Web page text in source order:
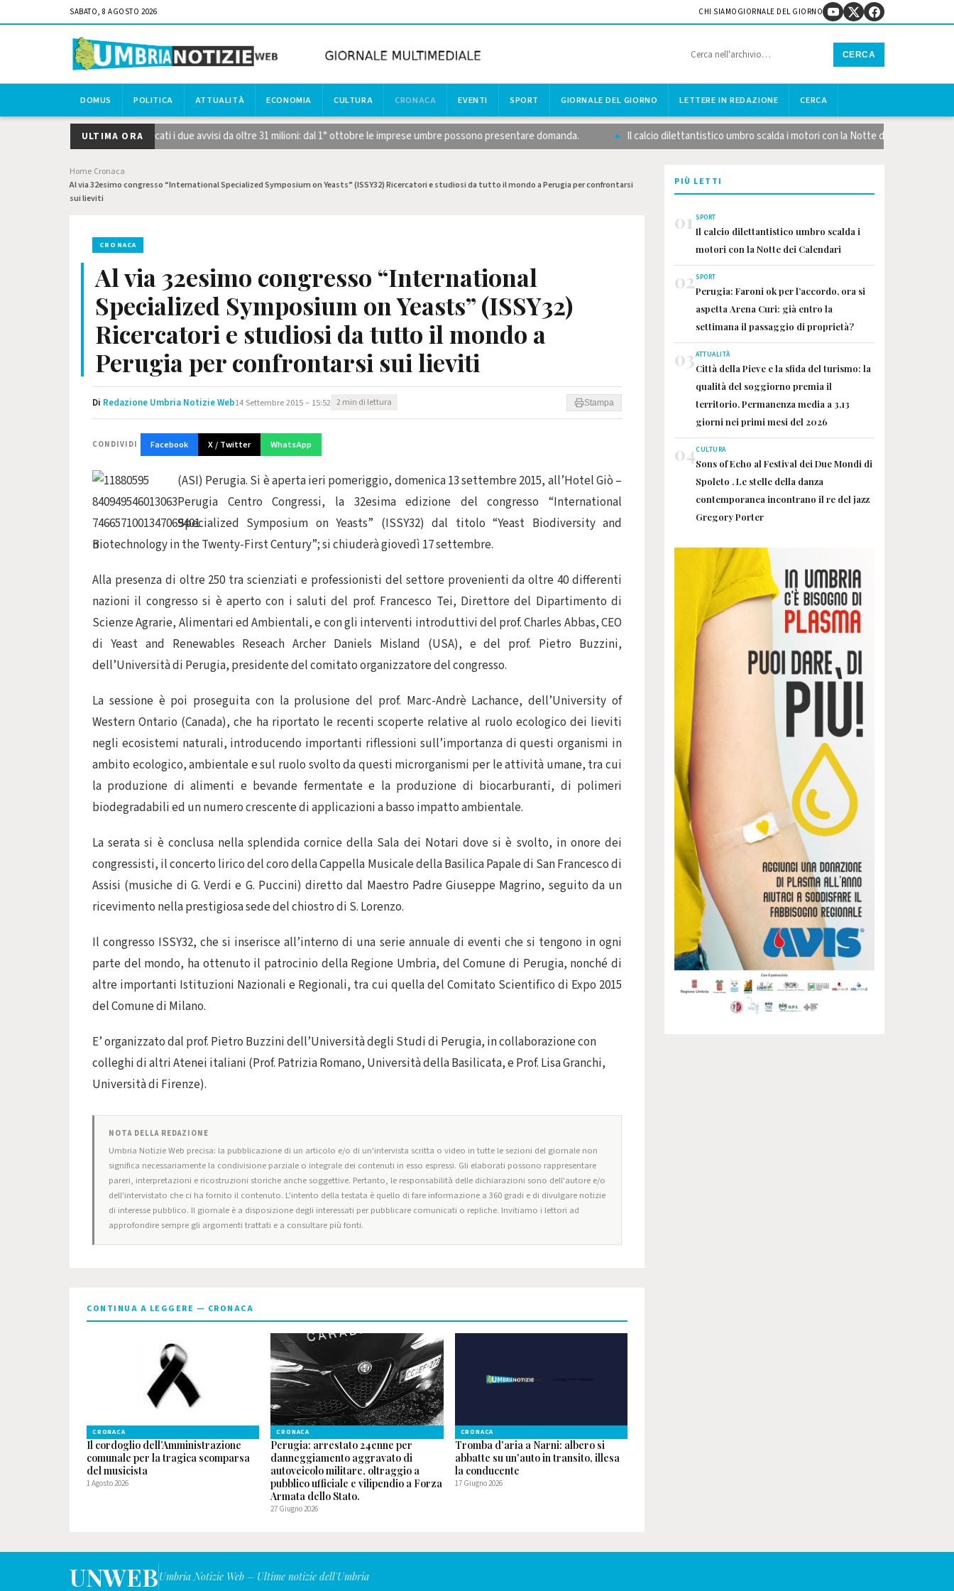
SABATO, 8 AGOSTO 2026 CHI SIAMO GIORNALE DEL GIORNO
CERCA
DOMUS POLITICA ATTUALITÀ ECONOMIA CULTURA CRONACA EVENTI SPORT GIORNALE DEL GIORNO LETTERE IN REDAZIONE CERCA
ULTIMA ORA
strategiche STEP, pubblicati i due avvisi da oltre 31 milioni: dal 1° ottobre le imprese umbre possono presentare domanda. Il calcio dilettantistico umbro scalda i motori con la Notte dei Calendari
Home Cronaca
Al via 32esimo congresso “International Specialized Symposium on Yeasts” (ISSY32) Ricercatori e studiosi da tutto il mondo a Perugia per confrontarsi
sui lieviti
CRONACA
Al via 32esimo congresso “International
Specialized Symposium on Yeasts” (ISSY32)
Ricercatori e studiosi da tutto il mondo a
Perugia per confrontarsi sui lieviti
Di Redazione Umbria Notizie Web14 Settembre 2015 – 15:52 2 min di lettura Stampa
CONDIVIDI Facebook X / Twitter WhatsApp
(ASI) Perugia. Si è aperta ieri pomeriggio, domenica 13 settembre 2015, all’Hotel Giò –
Perugia Centro Congressi, la 32esima edizione del congresso “International
Specialized Symposium on Yeasts” (ISSY32) dal titolo “Yeast Biodiversity and
Biotechnology in the Twenty-First Century”; si chiuderà giovedì 17 settembre.
Alla presenza di oltre 250 tra scienziati e professionisti del settore provenienti da oltre 40 differenti
nazioni il congresso si è aperto con i saluti del prof. Francesco Tei, Direttore del Dipartimento di
Scienze Agrarie, Alimentari ed Ambientali, e con gli interventi introduttivi del prof. Charles Abbas, CEO
di Yeast and Renewables Reseach Archer Daniels Misland (USA), e del prof. Pietro Buzzini,
dell’Università di Perugia, presidente del comitato organizzatore del congresso.
La sessione è poi proseguita con la prolusione del prof. Marc-Andrè Lachance, dell’University of
Western Ontario (Canada), che ha riportato le recenti scoperte relative al ruolo ecologico dei lieviti
negli ecosistemi naturali, introducendo importanti riflessioni sull’importanza di questi organismi in
ambito ecologico, ambientale e sul ruolo svolto da questi microrganismi per le attività umane, tra cui
la produzione di alimenti e bevande fermentate e la produzione di biocarburanti, di polimeri
biodegradabili ed un numero crescente di applicazioni a basso impatto ambientale.
La serata si è conclusa nella splendida cornice della Sala dei Notari dove si è svolto, in onore dei
congressisti, il concerto lirico del coro della Cappella Musicale della Basilica Papale di San Francesco di
Assisi (musiche di G. Verdi e G. Puccini) diretto dal Maestro Padre Giuseppe Magrino, seguito da un
ricevimento nella prestigiosa sede del chiostro di S. Lorenzo.
Il congresso ISSY32, che si inserisce all’interno di una serie annuale di eventi che si tengono in ogni
parte del mondo, ha ottenuto il patrocinio della Regione Umbria, del Comune di Perugia, nonché di
altre importanti Istituzioni Nazionali e Regionali, tra cui quella del Comitato Scientifico di Expo 2015
del Comune di Milano.
E’ organizzato dal prof. Pietro Buzzini dell’Università degli Studi di Perugia, in collaborazione con
colleghi di altri Atenei italiani (Prof. Patrizia Romano, Università della Basilicata, e Prof. Lisa Granchi,
Università di Firenze).
NOTA DELLA REDAZIONE
Umbria Notizie Web precisa: la pubblicazione di un articolo e/o di un'intervista scritta o video in tutte le sezioni del giornale non
significa necessariamente la condivisione parziale o integrale dei contenuti in esso espressi. Gli elaborati possono rappresentare
pareri, interpretazioni e ricostruzioni storiche anche soggettive. Pertanto, le responsabilità delle dichiarazioni sono dell'autore e/o
dell'intervistato che ci ha fornito il contenuto. L'intento della testata è quello di fare informazione a 360 gradi e di divulgare notizie
di interesse pubblico. Il giornale è a disposizione degli interessati per pubblicare comunicati o repliche. Invitiamo i lettori ad
approfondire sempre gli argomenti trattati e a consultare più fonti.
CONTINUA A LEGGERE — CRONACA
CRONACA
Il cordoglio dell’Amministrazione
comunale per la tragica scomparsa
del musicista
1 Agosto 2026
CRONACA
Perugia: arrestato 24enne per
danneggiamento aggravato di
autoveicolo militare, oltraggio a
pubblico ufficiale e vilipendio a Forza
Armata dello Stato.
27 Giugno 2026
CRONACA
Tromba d'aria a Narni: albero si
abbatte su un'auto in transito, illesa
la conducente
17 Giugno 2026
PIÙ LETTI
01 SPORT
Il calcio dilettantistico umbro scalda i
motori con la Notte dei Calendari
02SPORT
Perugia: Faroni ok per l’accordo, ora si
aspetta Arena Curi: già entro la
settimana il passaggio di proprietà?
03ATTUALITÀ
Città della Pieve e la sfida del turismo: la
qualità del soggiorno premia il
territorio. Permanenza media a 3,13
giorni nei primi mesi del 2026
04CULTURA
Sons of Echo al Festival dei Due Mondi di
Spoleto . Le stelle della danza
contemporanea incontrano il re del jazz
Gregory Porter
UNWEBUmbria Notizie Web – Ultime notizie dell'Umbria